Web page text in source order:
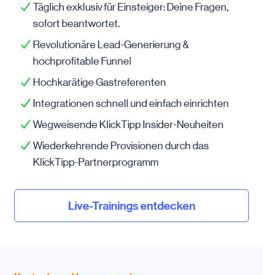
Täglich exklusiv für Einsteiger: Deine Fragen,
sofort beantwortet.
Revolutionäre Lead-Generierung &
hochprofitable Funnel
Hochkarätige Gastreferenten
Integrationen schnell und einfach einrichten
Wegweisende KlickTipp Insider-Neuheiten
Wiederkehrende Provisionen durch das
KlickTipp-Partnerprogramm
Live-Trainings entdecken